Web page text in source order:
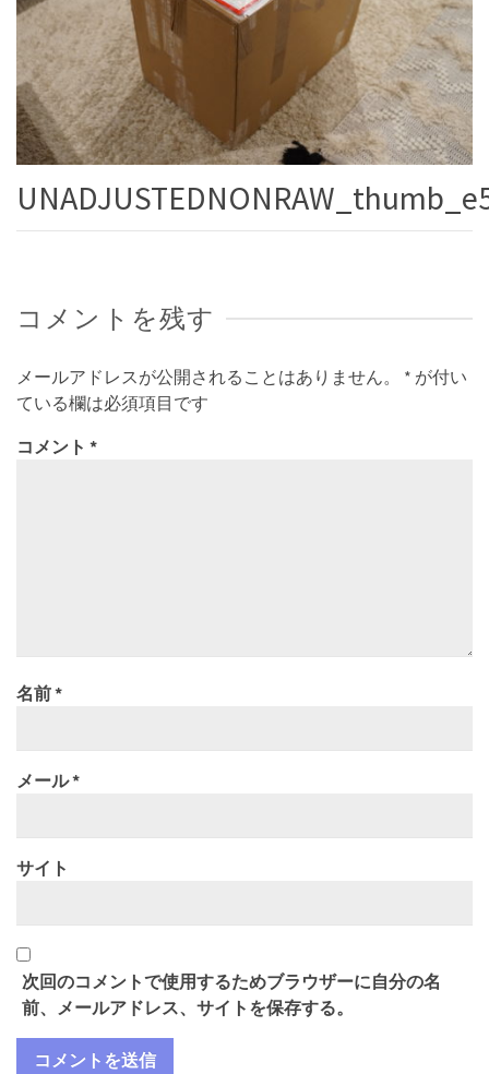
コメントを残す
メールアドレスが公開されることはありません。 * が付い
ている欄は必須項目です
コメント *
名前*
メール*
サイト
次回のコメントで使用するためブラウザーに自分の名
前、メールアドレス、サイトを保存する。